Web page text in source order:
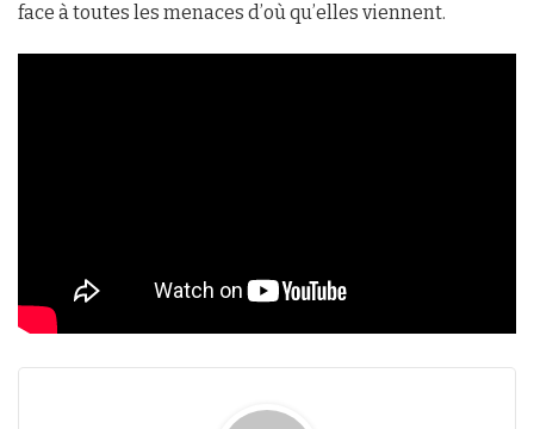
face à toutes les menaces d’où qu’elles viennent.